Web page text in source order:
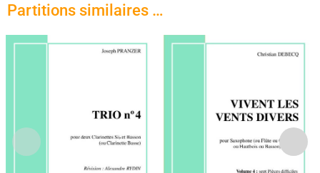
Partitions similaires …